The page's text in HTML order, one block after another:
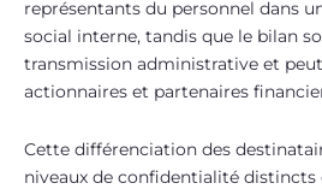
représentants du personnel dans
social interne, tandis que le bilan
transmission administrative et
actionnaires et partenaires
Cette différenciation des
niveaux de confidentialité distincts